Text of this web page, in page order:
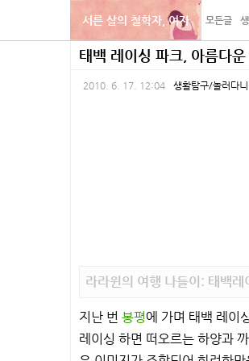
서른 살의 철학자, 여자 모든글
태백 레이싱 파크, 아름다
2010. 6. 17. 12:04 생활탐구/놀러다니
라라윈의 여행 나들이: 태백
지난 번 봉평에 가며 태백 레이
레이싱 하면 떠오르는 하양과